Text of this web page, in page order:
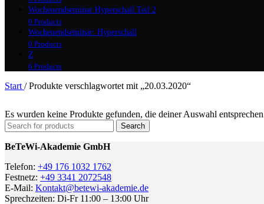
Wochenendseminar Hyperschall Teil 2
0 Products
Wochenendseminar: Hyperschall
0 Products
Z
6 Products
Start / Produkte verschlagwortet mit „20.03.2020“
Es wurden keine Produkte gefunden, die deiner Auswahl
Search
BeTeWi-Akademie GmbH
Telefon: +49 176 1032 1762
Festnetz: +49 3341 2072548
E-Mail: Kontakt@betewi-akademie.de
Sprechzeiten: Di-Fr 11:00 – 13:00 Uhr